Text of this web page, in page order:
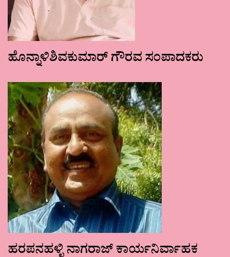
ಹೊನ್ನಾಳಿಶಿವಕುಮಾರ್ ಗೌರವ ಸಂಪಾದಕರು
ಹರಪನಹಳ್ಳಿ ನಾಗರಾಜ್ ಕಾರ್ಯನಿರ್ವಾಹಕ